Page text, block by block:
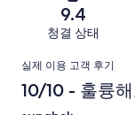
후
기
후
개
이
100
개
별
로
9.4
청결 상태
이
용
실제 이용 고객 후기
10/10 - 훌륭